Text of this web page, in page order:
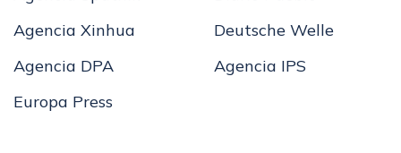
Agencia Xinhua
Agencia DPA
Europa Press
Deutsche Welle
Agencia IPS